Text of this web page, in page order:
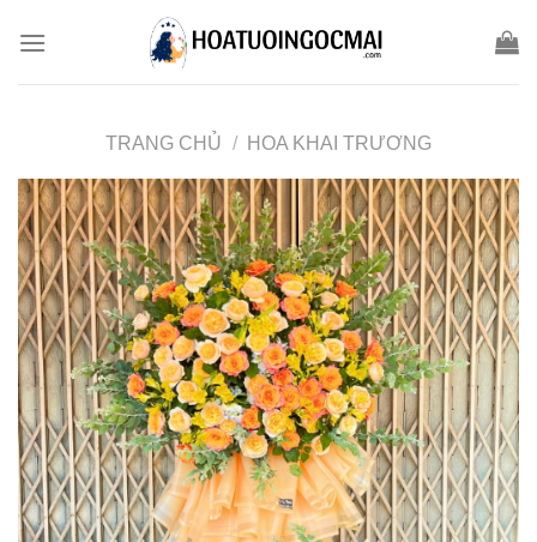
TRANG CHỦ / HOA KHAI TRƯƠNG